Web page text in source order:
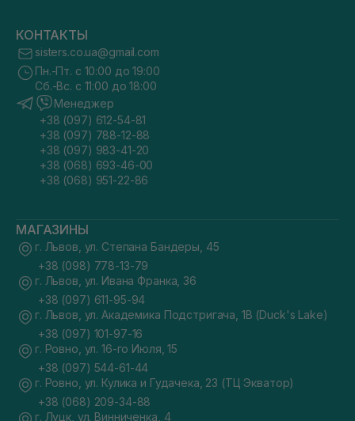
КОНТАКТЫ
sisters.co.ua@gmail.com
Пн.-Пт. с 10:00 до 19:00
Сб.-Вс. с 11:00 до 18:00
Менеджер
+38 (097) 612-54-81
+38 (097) 788-12-88
+38 (097) 983-41-20
+38 (068) 693-46-00
+38 (068) 951-22-86
МАГАЗИНЫ
г. Львов, ул. Степана Бандеры, 45
+38 (098) 778-13-79
г. Львов, ул. Ивана Франка, 36
+38 (097) 611-95-94
г. Львов, ул. Академика Подстригача, 1В (Duck's Lake)
+38 (097) 101-97-16
г. Ровно, ул. 16-го Июля, 15
+38 (097) 544-61-44
г. Ровно, ул. Кулика и Гудачека, 23 (ТЦ Экватор)
+38 (068) 209-34-88
г. Луцк, ул. Винниченка, 4